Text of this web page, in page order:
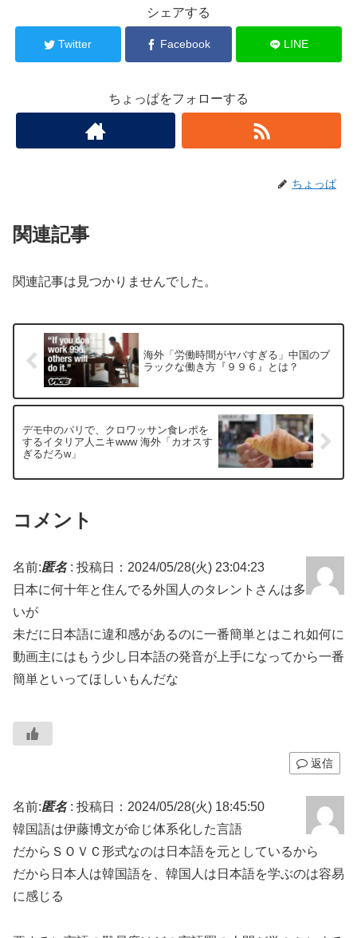
シェアする
Twitter Facebook LINE
ちょっぱをフォローする
ちょっぱ
関連記事
関連記事は見つかりませんでした。
海外「労働時間がヤバすぎる」中国のブ
ラックな働き方『９９６』とは？
デモ中のパリで、クロワッサン食レポを
するイタリア人ニキwww 海外「カオスす
ぎるだろw」
コメント
名前:匿名: 投稿日：2024/05/28(火) 23:04:23
日本に何十年と住んでる外国人のタレントさんは多
いが
未だに日本語に違和感があるのに一番簡単とはこれ如何に
動画主にはもう少し日本語の発音が上手になってから一番
簡単といってほしいもんだな
返信
名前:匿名: 投稿日：2024/05/28(火) 18:45:50
韓国語は伊藤博文が命じ体系化した言語
だからＳＯＶＣ形式なのは日本語を元としているから
だから日本人は韓国語を、韓国人は日本語を学ぶのは容易
に感じる